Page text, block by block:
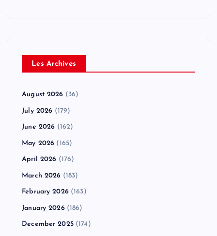
Les Archives
August 2026 (36)
July 2026 (179)
June 2026 (162)
May 2026 (165)
April 2026 (176)
March 2026 (183)
February 2026(163)
January 2026(186)
December 2025(174)